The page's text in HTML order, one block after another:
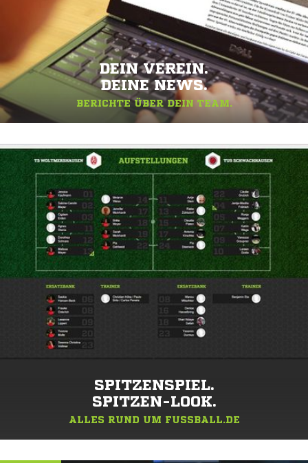
DEIN VEREIN.
DEINE NEWS.
BERICHTE ÜBER DEIN TEAM.
SPITZENSPIEL.
SPITZEN-LOOK.
ALLES RUND UM FUSSBALL.DE